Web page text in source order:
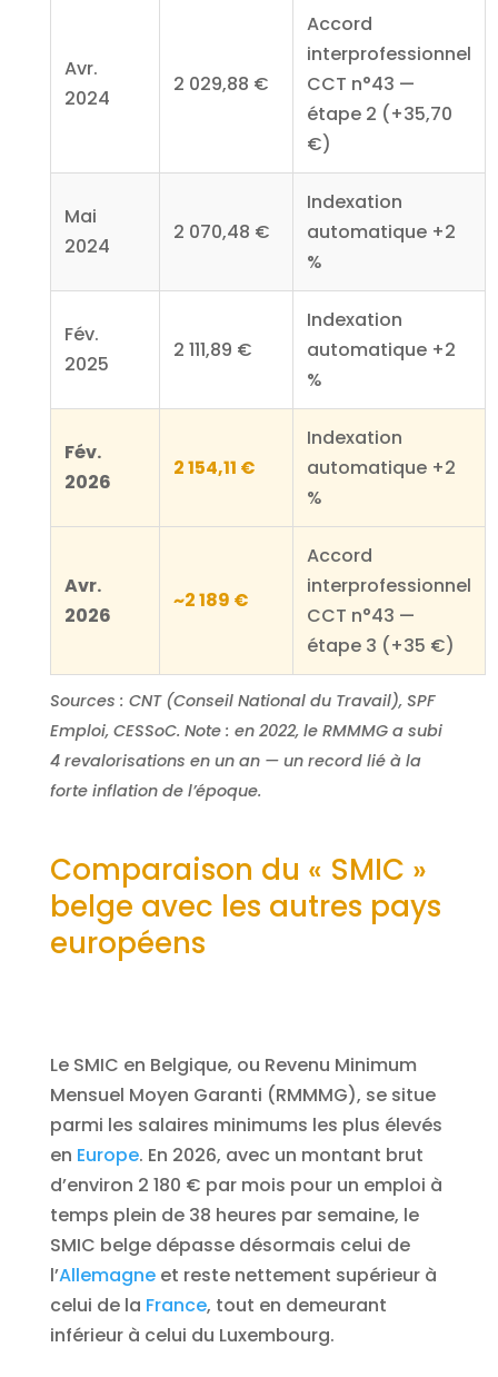
Avr.
2024
2 029,88 €
Accord
interprofessionnel
CCT n°43 —
étape 2 (+35,70
€)
Mai
2024
2 070,48 €
Indexation
automatique +2
%
Fév.
2025
2 111,89 €
Indexation
automatique +2
%
Fév.
2026
2 154,11 €
Indexation
automatique +2
%
Avr.
2026
~2 189 €
Accord
interprofessionnel
CCT n°43 —
étape 3 (+35 €)
Sources : CNT (Conseil National du Travail), SPF
Emploi, CESSoC. Note : en 2022, le RMMMG a subi
4 revalorisations en un an — un record lié à la
forte inflation de l’époque.
Comparaison du « SMIC »
belge avec les autres pays
européens
Le SMIC en Belgique, ou Revenu Minimum
Mensuel Moyen Garanti (RMMMG), se situe
parmi les salaires minimums les plus élevés
en Europe. En 2026, avec un montant brut
d’environ 2 180 € par mois pour un emploi à
temps plein de 38 heures par semaine, le
SMIC belge dépasse désormais celui de
l’Allemagneet reste nettement supérieur à
celui de la France, tout en demeurant
inférieur à celui du Luxembourg.